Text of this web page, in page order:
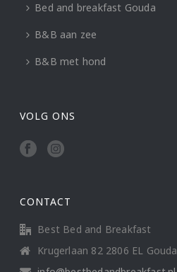
Bed and breakfast Gouda
B&B aan zee
B&B met hond
VOLG ONS
CONTACT
Best Bed and Breakfast
Krugerlaan 82 2806 EL Gouda